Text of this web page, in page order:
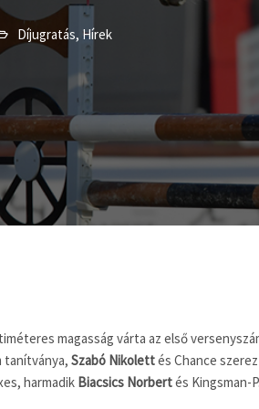
Díjugratás, Hírek
magasság várta az első
tanítványa, Szabó Nikolettés Chance
harmadik Biacsics Norbertés Kingsman-P.